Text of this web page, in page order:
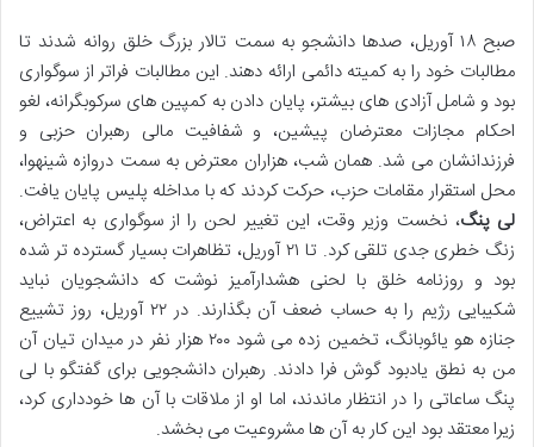
صبح ۱۸ آوریل، صدها دانشجو به سمت تالار بزرگ خلق روانه شدند تا
مطالبات خود را به کمیته دائمی ارائه دهند. این مطالبات فراتر از سوگواری
بود و شامل آزادی های بیشتر، پایان دادن به کمپین های سرکوبگرانه، لغو
احکام مجازات معترضان پیشین، و شفافیت مالی رهبران حزبی و
فرزندانشان می شد. همان شب، هزاران معترض به سمت دروازه شینهوا،
محل استقرار مقامات حزب، حرکت کردند که با مداخله پلیس پایان یافت.
لی پنگ، نخست وزیر وقت، این تغییر لحن را از سوگواری به اعتراض،
زنگ خطری جدی تلقی کرد. تا ۲۱ آوریل، تظاهرات بسیار گسترده تر شده
بود و روزنامه خلق با لحنی هشدارآمیز نوشت که دانشجویان نباید
شکیبایی رژیم را به حساب ضعف آن بگذارند. در ۲۲ آوریل، روز تشییع
جنازه هو یائوبانگ، تخمین زده می شود ۲۰۰ هزار نفر در میدان تیان آن
من به نطق یادبود گوش فرا دادند. رهبران دانشجویی برای گفتگو با لی
پنگ ساعاتی را در انتظار ماندند، اما او از ملاقات با آن ها خودداری کرد،
زیرا معتقد بود این کار به آن ها مشروعیت می بخشد.